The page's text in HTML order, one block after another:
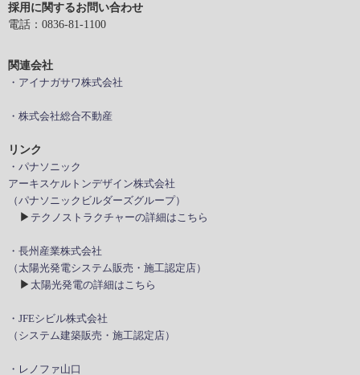
採用に関するお問い合わせ
電話：0836-81-1100
関連会社
・アイナガサワ株式会社
・株式会社総合不動産
リンク
・パナソニック
アーキスケルトンデザイン株式会社
（パナソニックビルダーズグループ）
▶ テクノストラクチャーの詳細はこちら
・長州産業株式会社
（太陽光発電システム販売・施工認定店）
▶ 太陽光発電の詳細はこちら
・JFEシビル株式会社
（システム建築販売・施工認定店）
・レノファ山口